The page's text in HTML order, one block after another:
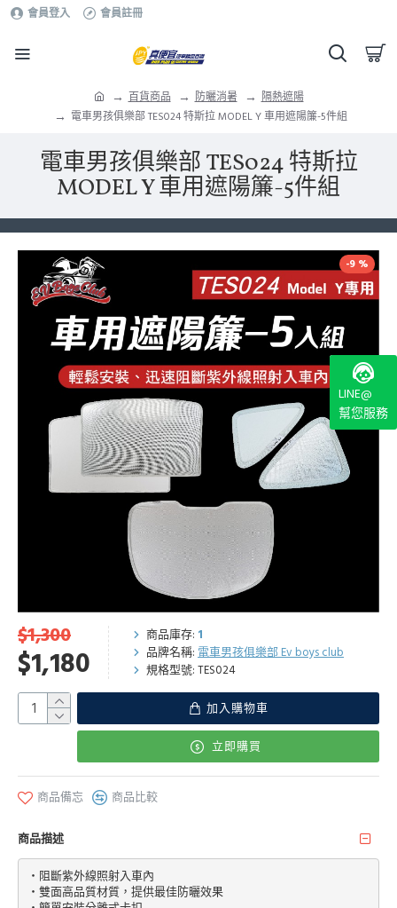
會員登入 會員註冊
百貨商品 防曬消暑
隔熱遮陽
電車男孩俱樂部 TES024 特斯拉 MODEL Y 車用遮陽簾-5件組
電車男孩俱樂部 TES024 特斯拉
MODEL Y 車用遮陽簾-5件組
-9 %
$1,180
$1,300 商品庫存: 1
品牌名稱: 電車男孩俱樂部 Ev boys club
規格型號: TES024
加入購物車
立即購買
商品備忘 商品比較
商品描述
‧阻斷紫外線照射入車內
‧雙面高品質材質，提供最佳防曬效果
LINE@
幫您服務